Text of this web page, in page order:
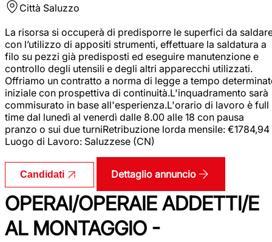
Città Saluzzo
La risorsa si occuperà di predisporre le superfici da
con l’utilizzo di appositi strumenti, effettuare la saldatura a
filo su pezzi già predisposti ed eseguire manutenzione e
controllo degli utensili e degli altri apparecchi utilizzati.
Offriamo un contratto a norma di legge a tempo
iniziale con prospettiva di continuità.L'inquadramento sarà
commisurato in base all'esperienza.L'orario di lavoro è full
time dal lunedì al venerdì dalle 8.00 alle 18 con pausa
pranzo o sui due turniRetribuzione lorda mensile: €1784,94
Luogo di Lavoro: Saluzzese (CN)
Candidati Dettaglio annuncio
OPERAI/OPERAIE ADDETTI/E
AL MONTAGGIO -